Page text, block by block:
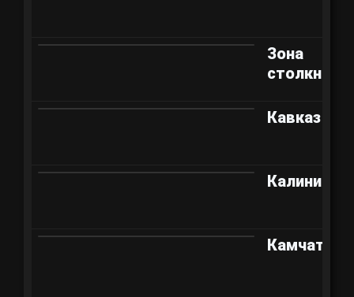
Зона
Кавказ
Камчатка